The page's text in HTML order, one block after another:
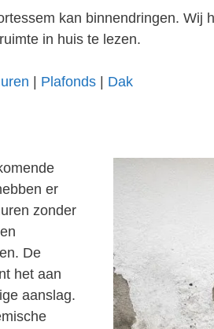
kan binnendringen. Wij
in huis te lezen.
Plafonds Dak
er
zonder
De
het aan
aanslag.